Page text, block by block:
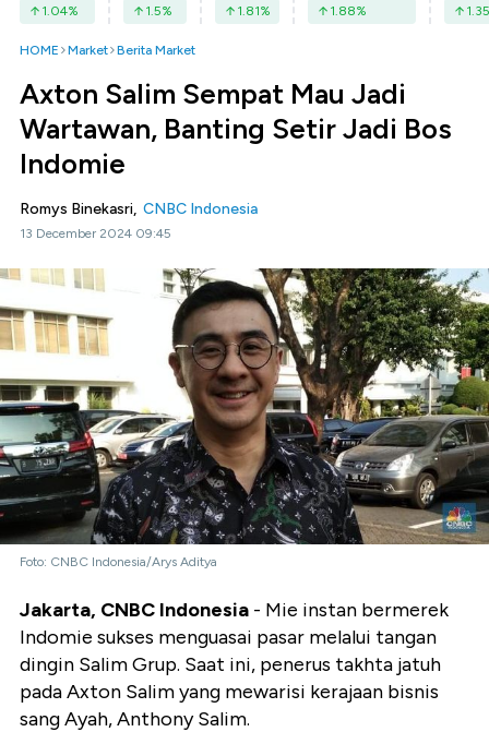
1.04% 1.5% 1.81% 1.88% 1.35
HOME Market Berita Market
Axton Salim Sempat Mau Jadi
Wartawan, Banting Setir Jadi Bos
Indomie
Romys Binekasri, CNBC Indonesia
13 December 2024 09:45
Foto: CNBC Indonesia/Arys Aditya
Jakarta, CNBC Indonesia - Mie instan bermerek
Indomie sukses menguasai pasar melalui tangan
dingin Salim Grup. Saat ini, penerus takhta jatuh
pada Axton Salim yang mewarisi kerajaan bisnis
sang Ayah, Anthony Salim.